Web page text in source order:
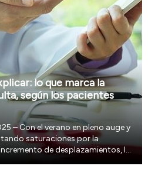
lo que marca la
según los pacientes
– Con el verano en pleno auge y
saturaciones por la
de desplazamientos, la